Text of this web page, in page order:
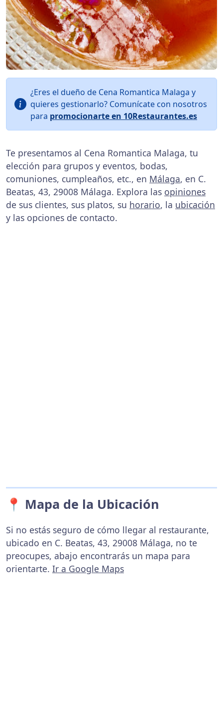
¿Eres el dueño de Cena Romantica Malaga y
quieres gestionarlo? Comunícate con nosotros
para promocionarte en 10Restaurantes.es
Te presentamos al Cena Romantica Malaga, tu
elección para grupos y eventos, bodas,
comuniones, cumpleaños, etc., en Málaga, en C.
Beatas, 43, 29008 Málaga. Explora las opiniones
de sus clientes, sus platos, su horario, la ubicación
y las opciones de contacto.
📍 Mapa de la Ubicación
Si no estás seguro de cómo llegar al restaurante,
ubicado en C. Beatas, 43, 29008 Málaga, no te
preocupes, abajo encontrarás un mapa para
orientarte. Ir a Google Maps